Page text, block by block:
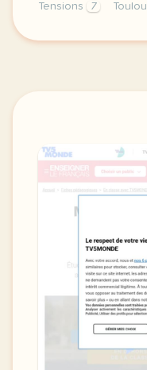
Tensions
7
le respect de